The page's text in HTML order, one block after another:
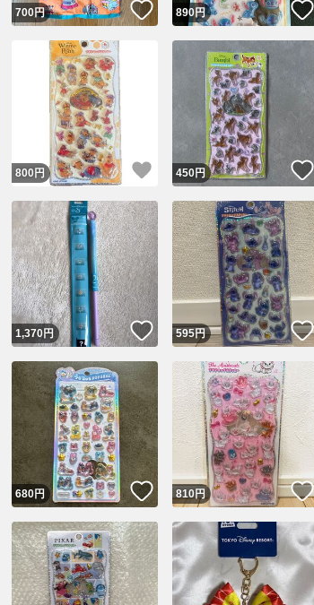
いいね！
700円 いいね！
890円
いいね！
800 円 いいね！
450円
いいね！
1,370円 いいね！
595円
いいね！
680円 いいね！
810円